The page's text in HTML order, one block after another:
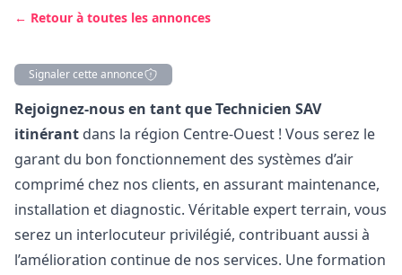
← Retour à toutes les annonces
Signaler cette annonce
Description
Rejoignez-nous en tant que Technicien SAV
itinérant dans la région Centre-Ouest ! Vous serez le
garant du bon fonctionnement des systèmes d’air
comprimé chez nos clients, en assurant maintenance,
installation et diagnostic. Véritable expert terrain, vous
serez un interlocuteur privilégié, contribuant aussi à
l’amélioration continue de nos services. Une formation